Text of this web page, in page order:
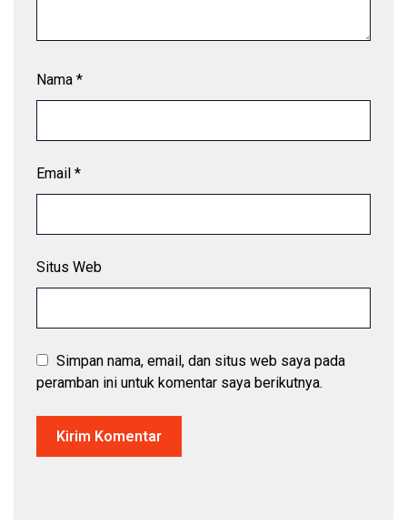
Nama *
Email *
Situs Web
Simpan nama, email, dan situs web saya pada
peramban ini untuk komentar saya berikutnya.